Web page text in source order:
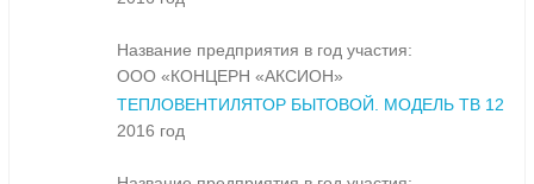
Название предприятия в год участия:
ООО «КОНЦЕРН «АКСИОН»
ТЕПЛОВЕНТИЛЯТОР БЫТОВОЙ. МОДЕЛЬ ТВ 12
2016 год